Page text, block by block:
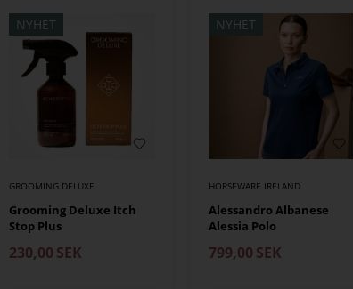
NYHET
GROOMING DELUXE
Grooming Deluxe Itch
Stop Plus
230,00 SEK
NYHET
HORSEWARE IRELAND
Alessandro Albanese
Alessia Polo
799,00 SEK